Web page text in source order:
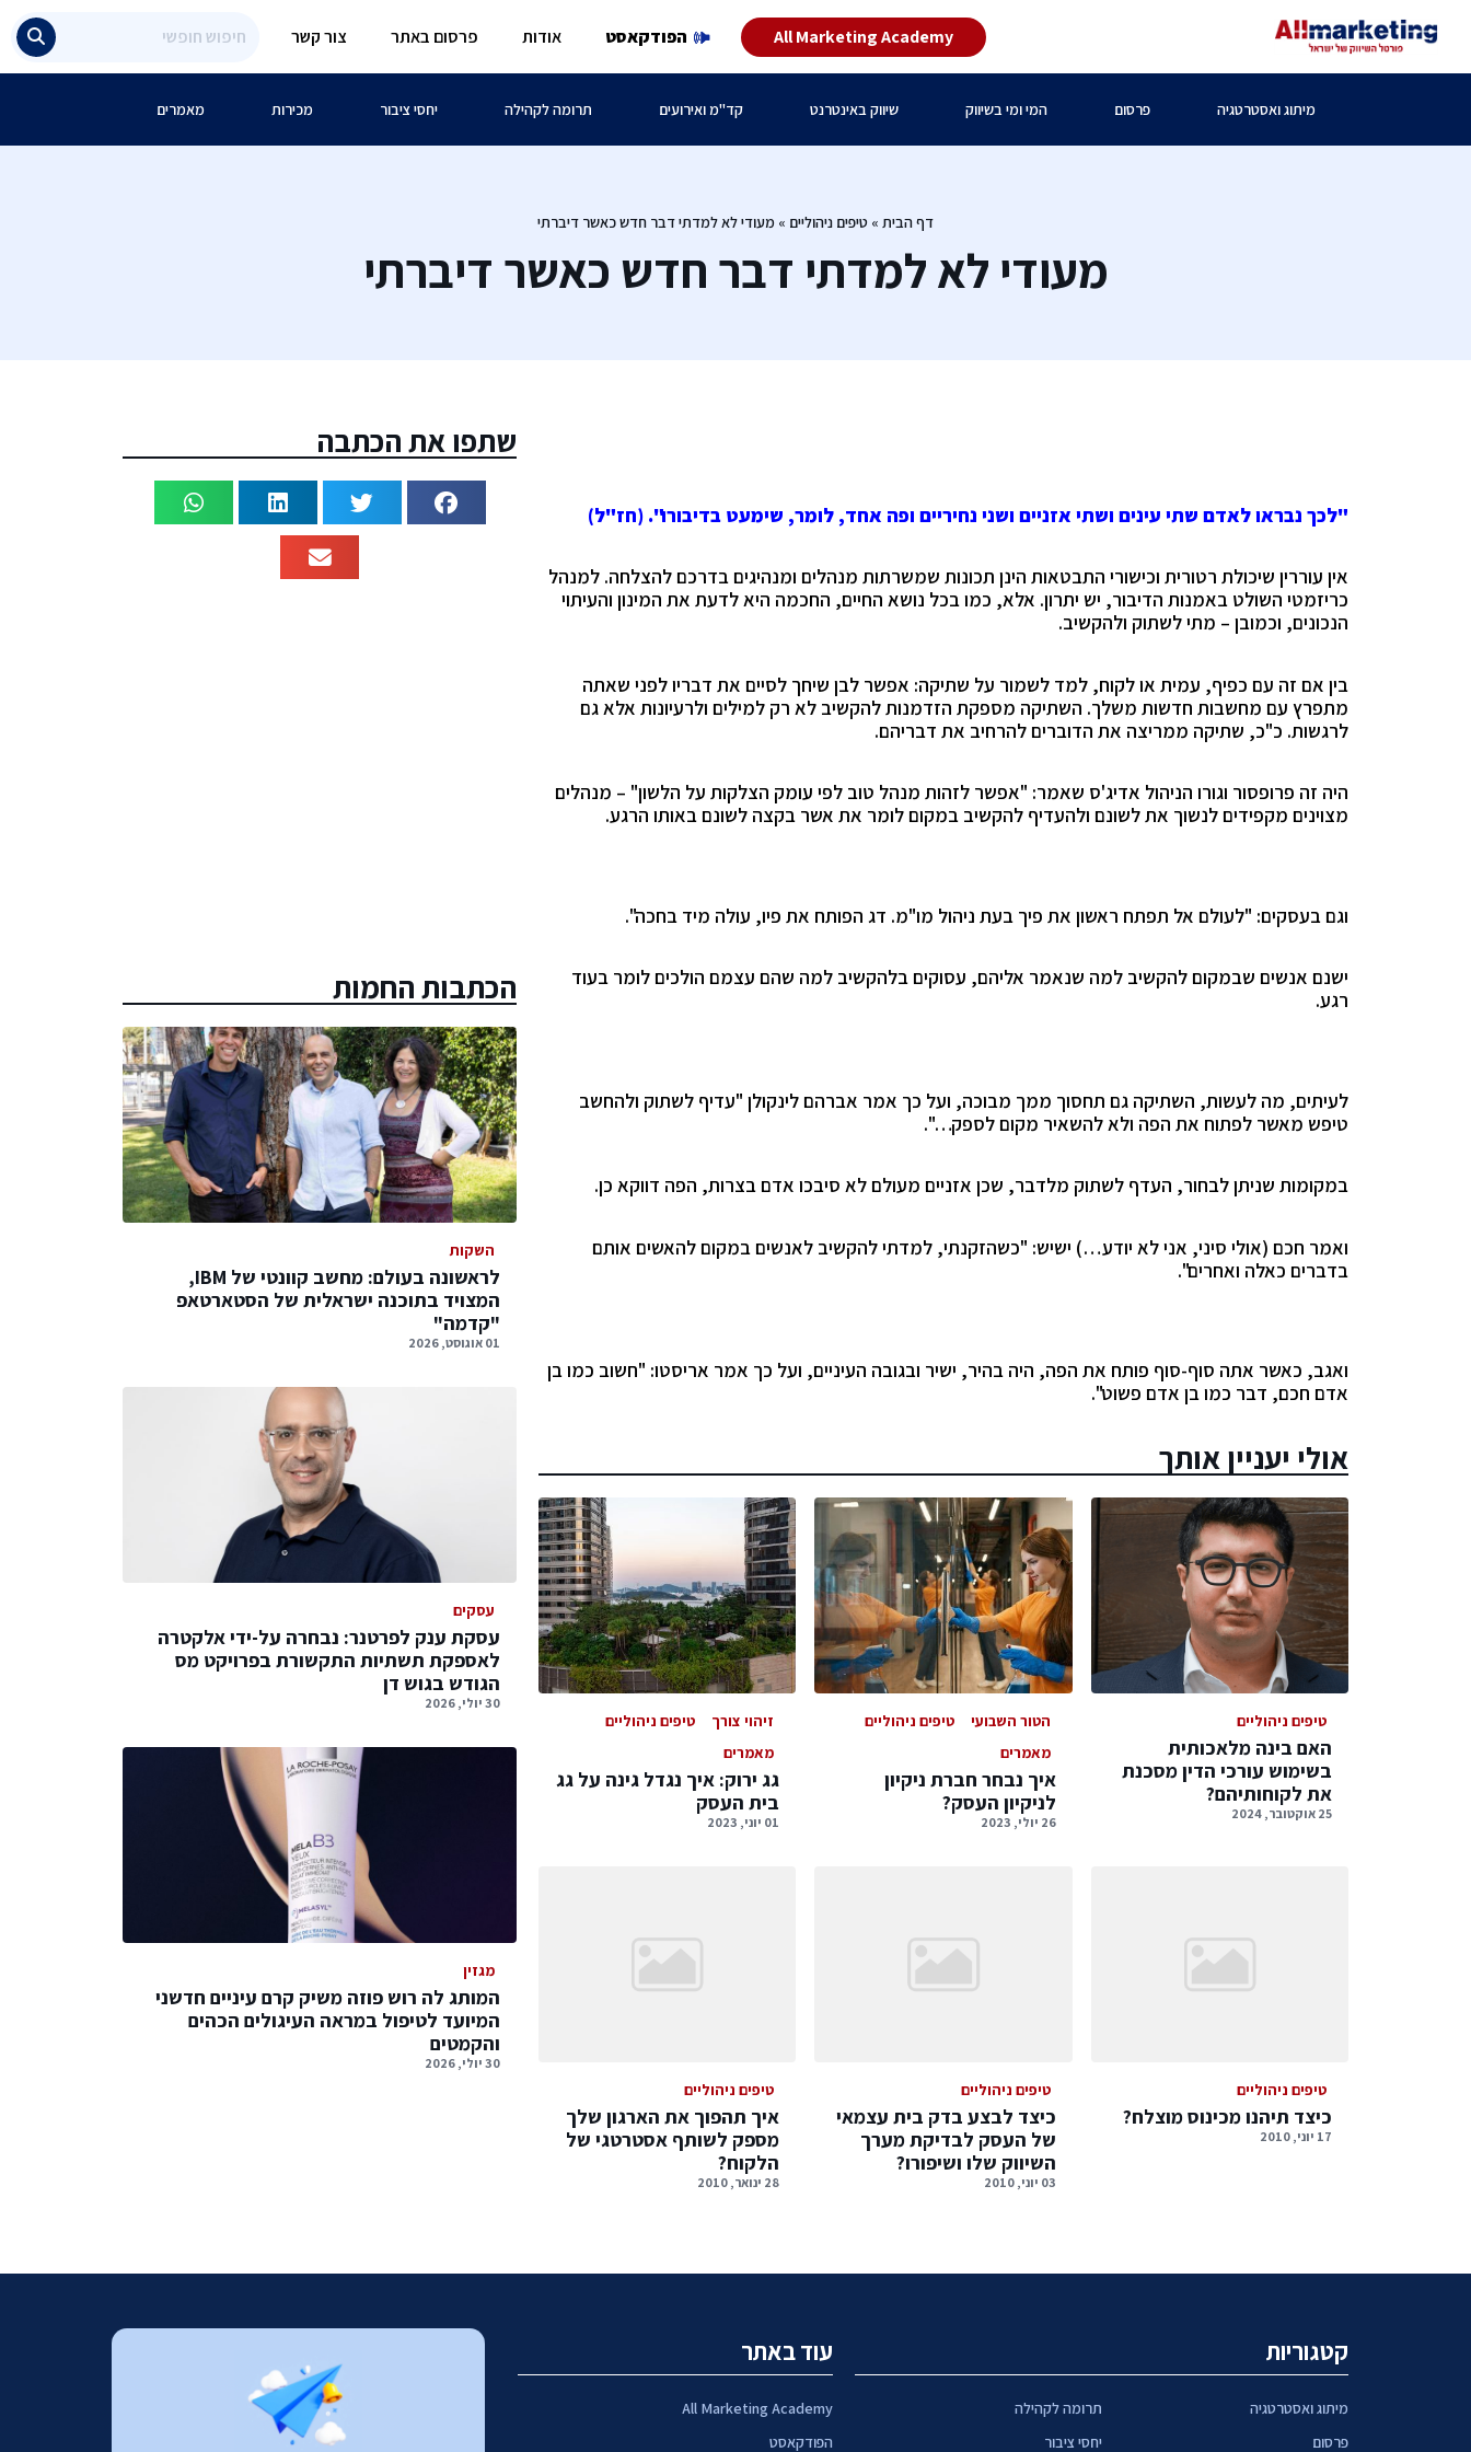
All Marketing Academy הפודקאסט אודות פרסום באתר צור קשר
מיתוג ואסטרטגיה פרסום המי ומי בשיווק שיווק באינטרנט קד"מ ואירועים תרומה לקהילה יחסי ציבור מכירות מאמרים
דף הבית » טיפים ניהוליים » מעודי לא למדתי דבר חדש כאשר דיברתי
מעודי לא למדתי דבר חדש כאשר דיברתי
"לכך נבראו לאדם שתי עינים ושתי אזניים ושני נחיריים ופה אחד, לומר, שימעט בדיבורו". (חז"ל)
אין עוררין שיכולת רטורית וכישורי התבטאות הינן תכונות שמשרתות מנהלים ומנהיגים בדרכם להצלחה. למנהל
כריזמטי השולט באמנות הדיבור, יש יתרון. אלא, כמו בכל נושא החיים, החכמה היא לדעת את המינון והעיתוי
הנכונים, וכמובן – מתי לשתוק ולהקשיב.
בין אם זה עם כפיף, עמית או לקוח, למד לשמור על שתיקה: אפשר לבן שיחך לסיים את דבריו לפני שאתה
מתפרץ עם מחשבות חדשות משלך. השתיקה מספקת הזדמנות להקשיב לא רק למילים ולרעיונות אלא גם
לרגשות. כ"כ, שתיקה ממריצה את הדוברים להרחיב את דבריהם.
היה זה פרופסור וגורו הניהול אדיג'ס שאמר: "אפשר לזהות מנהל טוב לפי עומק הצלקות על הלשון" – מנהלים
מצוינים מקפידים לנשוך את לשונם ולהעדיף להקשיב במקום לומר את אשר בקצה לשונם באותו הרגע.
וגם בעסקים: "לעולם אל תפתח ראשון את פיך בעת ניהול מו"מ. דג הפותח את פיו, עולה מיד בחכה".
ישנם אנשים שבמקום להקשיב למה שנאמר אליהם, עסוקים בלהקשיב למה שהם עצמם הולכים לומר בעוד
רגע.
לעיתים, מה לעשות, השתיקה גם תחסוך ממך מבוכה, ועל כך אמר אברהם לינקולן "עדיף לשתוק ולהחשב
טיפש מאשר לפתוח את הפה ולא להשאיר מקום לספק…".
במקומות שניתן לבחור, העדף לשתוק מלדבר, שכן אזניים מעולם לא סיבכו אדם בצרות, הפה דווקא כן.
ואמר חכם (אולי סיני, אני לא יודע…) ישיש: "כשהזקנתי, למדתי להקשיב לאנשים במקום להאשים אותם
בדברים כאלה ואחרים".
ואגב, כאשר אתה סוף-סוף פותח את הפה, היה בהיר, ישיר ובגובה העיניים, ועל כך אמר אריסטו: "חשוב כמו בן
אדם חכם, דבר כמו בן אדם פשוט".
אולי יעניין אותך
טיפים ניהוליים
האם בינה מלאכותית
בשימוש עורכי הדין מסכנת
את לקוחותיהם?
25 אוקטובר, 2024
הטור השבועי
טיפים ניהוליים
מאמרים
איך נבחר חברת ניקיון
לניקיון העסק?
26 יולי, 2023
זיהוי צורך
טיפים ניהוליים
מאמרים
גג ירוק: איך נגדל גינה על גג
בית העסק
01 יוני, 2023
טיפים ניהוליים
כיצד תיהנו מכינוס מוצלח?
17 יוני, 2010
טיפים ניהוליים
כיצד לבצע בדק בית עצמאי
של העסק לבדיקת מערך
השיווק שלו ושיפורו?
03 יוני, 2010
טיפים ניהוליים
איך תהפוך את הארגון שלך
מספק לשותף אסטרטגי של
הלקוח?
28 ינואר, 2010
שתפו את הכתבה
הכתבות החמות
השקות
לראשונה בעולם: מחשב קוונטי של IBM,
המצויד בתוכנה ישראלית של הסטארטאפ
"קדמה"
01 אוגוסט, 2026
עסקים
עסקת ענק לפרטנר: נבחרה על-ידי אלקטרה
לאספקת תשתיות התקשורת בפרויקט מס
הגודש בגוש דן
30 יולי, 2026
מגזין
המותג לה רוש פוזה משיק קרם עיניים חדשני
המיועד לטיפול במראה העיגולים הכהים
והקמטים
30 יולי, 2026
קטגוריות
מיתוג ואסטרטגיה
פרסום
תרומה לקהילה
יחסי ציבור
עוד באתר
All Marketing Academy
הפודקאסט